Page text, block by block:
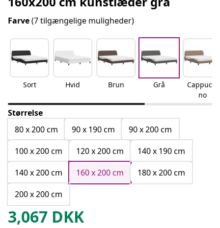
Farve(7 tilgængelige muligheder)
Sort Hvid Brun Grå
Cappucci
no
Størrelse
80 x 200 cm
90 x 190 cm
90 x 200 cm
100 x 200 cm
120 x 200 cm
140 x 190 cm
140 x 200 cm
160 x 200 cm
180 x 200 cm
200 x 200 cm
3,067 DKK